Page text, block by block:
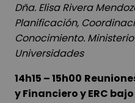
Dña. Elisa Rivera
Planificación,
Conocimiento.
Universidades
14h15 – 15h00
y Financiero y ERC